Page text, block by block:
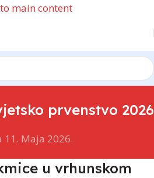
main content
prvenstvo 2026
11. Maja 2026.
u vrhunskom